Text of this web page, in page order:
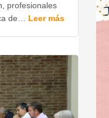
profesionales
de… Leer más